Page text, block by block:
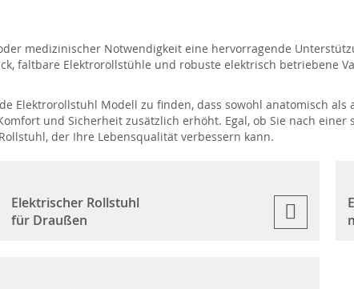
medizinischer Notwendigkeit eine hervorragende
faltbare Elektrorollstühle und robuste elektrisch betriebene
Elektrorollstuhl Modell zu finden, dass sowohl anatomisch
und Sicherheit zusätzlich erhöht. Egal, ob Sie nach
der Ihre Lebensqualität verbessern kann.
Elektrischer Rollstuhl
für Draußen